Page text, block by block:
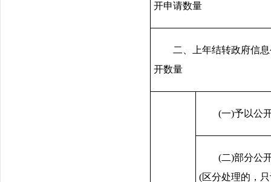
开申请数量
二、上年结转政府信
开数量
(一)予以公
(二)部分公
(区分处理的，